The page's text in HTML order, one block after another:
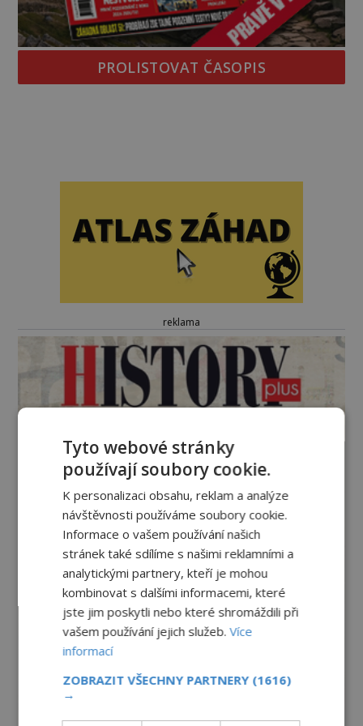
PROLISTOVAT ČASOPIS
reklama
Tyto webové stránky
používají soubory cookie.
K personalizaci obsahu, reklam a analýze
návštěvnosti používáme soubory cookie.
Informace o vašem používání našich
stránek také sdílíme s našimi reklamními a
analytickými partnery, kteří je mohou
kombinovat s dalšími informacemi, které
jste jim poskytli nebo které shromáždili při
vašem používání jejich služeb.Více
informací
ZOBRAZIT VŠECHNY PARTNERY (1616)
→